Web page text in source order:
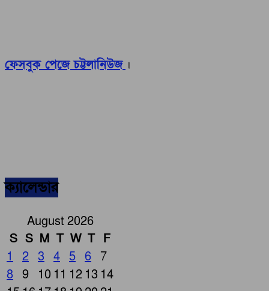
ফেসবুক পেজে চট্টলানিউজ ।
ক্যালেন্ডার
August 2026
S S M T W T F
1
2 3 4 5 6
7
8 9 10 11 12 13 14